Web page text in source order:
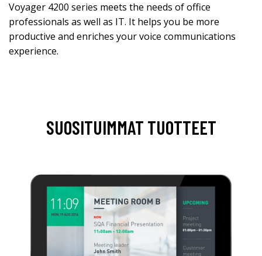
Voyager 4200 series meets the needs of office
professionals as well as IT. It helps you be more
productive and enriches your voice communications
experience.
SUOSITUIMMAT TUOTTEET